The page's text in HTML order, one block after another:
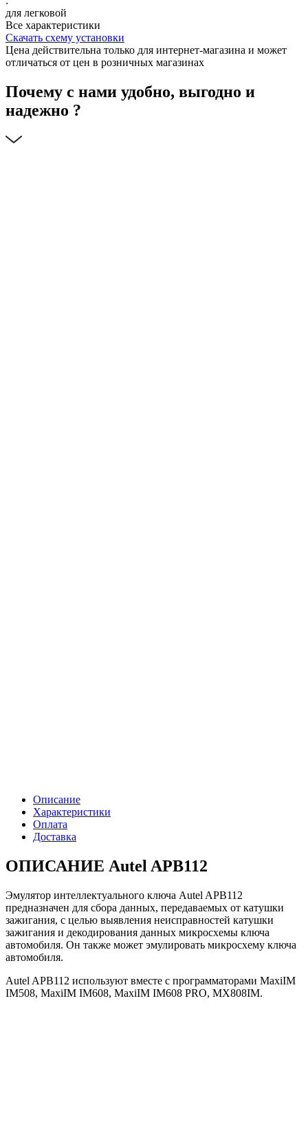
для легковой
Все характеристики
Скачать схему установки
Цена действительна только для интернет-магазина и может
отличаться от цен в розничных магазинах
Почему с нами удобно, выгодно и
надежно ?
Описание
Характеристики
Оплата
Доставка
ОПИСАНИЕ Autel APB112
Эмулятор интеллектуального ключа Autel APB112
предназначен для сбора данных, передаваемых от катушки
зажигания, с целью выявления неисправностей катушки
зажигания и декодирования данных микросхемы ключа
автомобиля. Он также может эмулировать микросхему ключа
автомобиля.
Autel APB112 используют вместе с программаторами MaxiIM
IM508, MaxiIM IM608, MaxiIM IM608 PRO, MX808IM.